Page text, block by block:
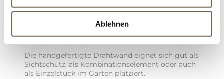
Ablehnen
Die handgefertigte Drahtwand eignet sich gut als
Sichtschutz, als Kombinationselement oder auch
als Einzelstück im Garten platziert.